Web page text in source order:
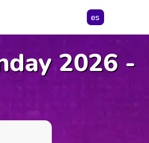
es
2026 -